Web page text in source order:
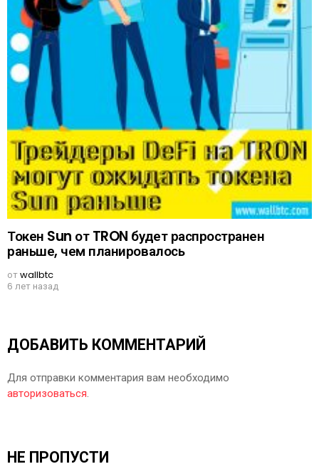
Токен Sun от TRON будет распространен
раньше, чем планировалось
отwallbtc
6 лет назад
ДОБАВИТЬ КОММЕНТАРИЙ
Для отправки комментария вам необходимо
авторизоваться.
НЕ ПРОПУСТИ